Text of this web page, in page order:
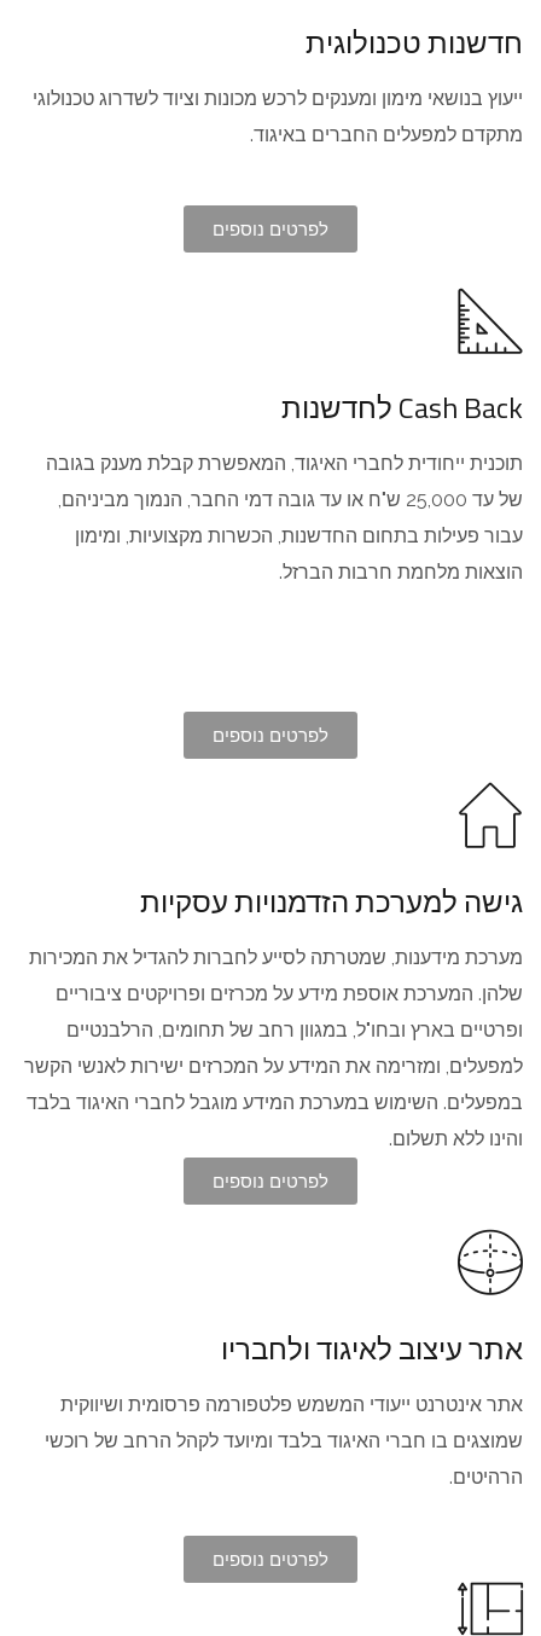
חדשנות טכנולוגית
ייעוץ בנושאי מימון ומענקים לרכש מכונות וציוד לשדרוג טכנולוגי
מתקדם למפעלים החברים באיגוד.
לפרטים נוספים
Cash Back לחדשנות
תוכנית ייחודית לחברי האיגוד, המאפשרת קבלת מענק בגובה
של עד 25,000 ש"ח או עד גובה דמי החבר, הנמוך מביניהם,
עבור פעילות בתחום החדשנות, הכשרות מקצועיות, ומימון
הוצאות מלחמת חרבות הברזל.
לפרטים נוספים
גישה למערכת הזדמנויות עסקיות
מערכת מידענות, שמטרתה לסייע לחברות להגדיל את המכירות
שלהן. המערכת אוספת מידע על מכרזים ופרויקטים ציבוריים
ופרטיים בארץ ובחו"ל, במגוון רחב של תחומים, הרלבנטיים
למפעלים, ומזרימה את המידע על המכרזים ישירות לאנשי הקשר
במפעלים. השימוש במערכת המידע מוגבל לחברי האיגוד בלבד
והינו ללא תשלום.
לפרטים נוספים
אתר עיצוב לאיגוד ולחבריו
אתר אינטרנט ייעודי המשמש פלטפורמה פרסומית ושיווקית
שמוצגים בו חברי האיגוד בלבד ומיועד לקהל הרחב של רוכשי
הרהיטים.
לפרטים נוספים